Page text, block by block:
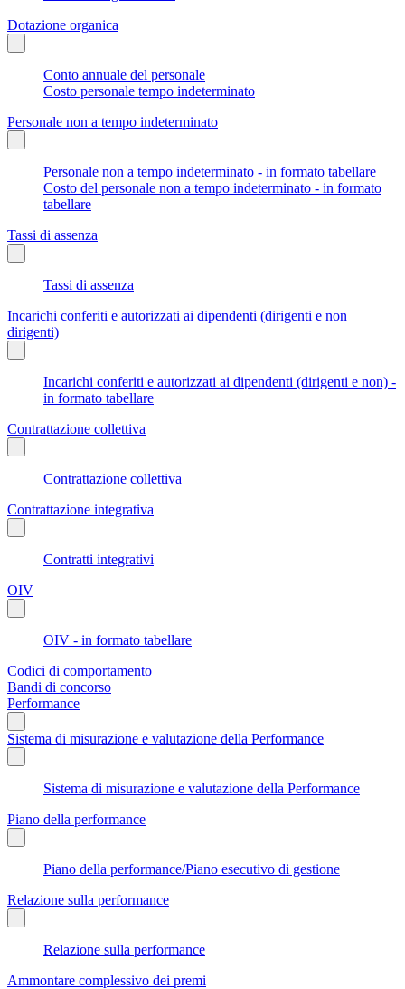
Dotazione organica
Conto annuale del personale
Costo personale tempo indeterminato
Personale non a tempo indeterminato
Personale non a tempo indeterminato - in formato tabellare
Costo del personale non a tempo indeterminato - in formato
tabellare
Tassi di assenza
Tassi di assenza
Incarichi conferiti e autorizzati ai dipendenti (dirigenti e non
dirigenti)
Incarichi conferiti e autorizzati ai dipendenti (dirigenti e non) -
in formato tabellare
Contrattazione collettiva
Contrattazione collettiva
Contrattazione integrativa
Contratti integrativi
OIV
OIV - in formato tabellare
Codici di comportamento
Bandi di concorso
Performance
Sistema di misurazione e valutazione della Performance
Sistema di misurazione e valutazione della Performance
Piano della performance
Piano della performance/Piano esecutivo di gestione
Relazione sulla performance
Relazione sulla performance
Ammontare complessivo dei premi